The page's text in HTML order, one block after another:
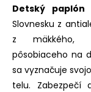
Detský paplón
Slovnesku z
z mäkkého,
pôsobiaceho na
sa vyznačuje
telu. Zabezpečí